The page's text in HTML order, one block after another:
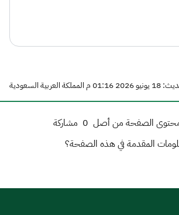
العربية السعودية
محتوى الصفحة من أصل 0 مشاركة
المقدمة في هذه الصفحة؟